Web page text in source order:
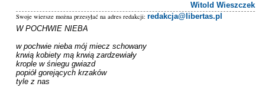
Witold Wieszczek
Swoje wiersze można przesyłać na adres redakcji:redakcja@libertas.pl
W POCHWIE NIEBA
w pochwie nieba mój miecz schowany
krwią kobiety mą krwią zardzewiały
krople w śniegu gwiazd
popiół gorejących krzaków
tyle z nas